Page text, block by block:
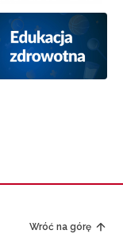
Wróć na górę